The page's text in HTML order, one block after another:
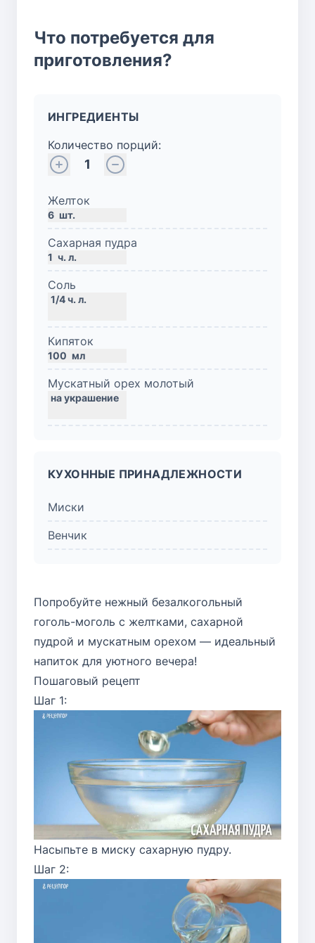
Что потребуется для
приготовления?
ИНГРЕДИЕНТЫ
Количество порций:
1
Желток
6 шт.
Сахарная пудра
1 ч. л.
Соль
Кипяток
100 мл
Мускатный орех молотый
КУХОННЫЕ ПРИНАДЛЕЖНОСТИ
Миски
Венчик
Попробуйте нежный безалкогольный
гоголь-моголь с желтками, сахарной
пудрой и мускатным орехом — идеальный
напиток для уютного вечера!
Пошаговый рецепт
Шаг 1:
Насыпьте в миску сахарную пудру.
Шаг 2: